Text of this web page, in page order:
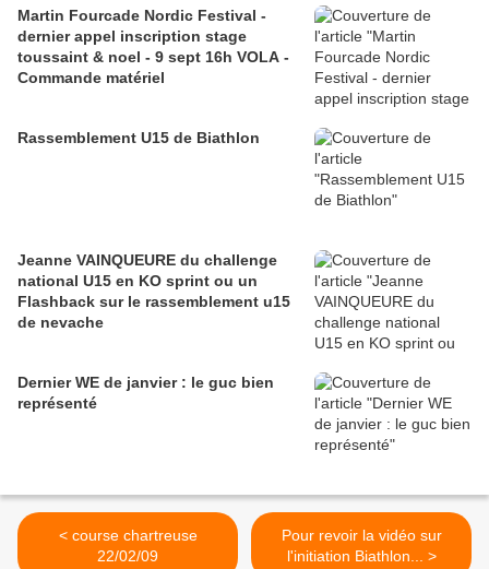
Martin Fourcade Nordic Festival -
dernier appel inscription stage
toussaint & noel - 9 sept 16h VOLA -
Commande matériel
Rassemblement U15 de Biathlon
Jeanne VAINQUEURE du challenge
national U15 en KO sprint ou un
Flashback sur le rassemblement u15
de nevache
Dernier WE de janvier : le guc bien
représenté
< course chartreuse
22/02/09
Pour revoir la vidéo sur
l'initiation Biathlon... >